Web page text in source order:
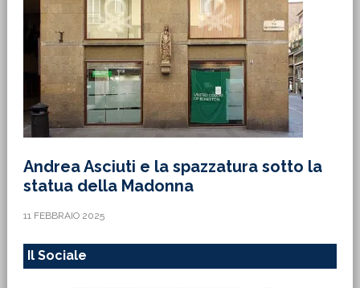
Andrea Asciuti e la spazzatura sotto la
statua della Madonna
11 FEBBRAIO 2025
Il Sociale